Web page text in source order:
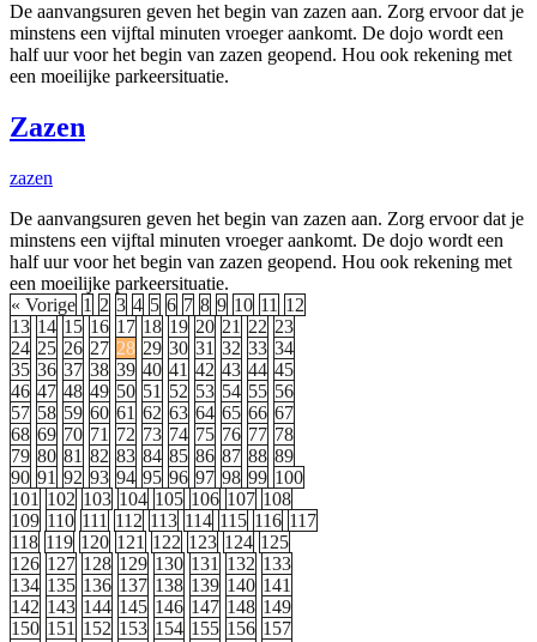
De aanvangsuren geven het begin van zazen aan. Zorg ervoor dat je
minstens een vijftal minuten vroeger aankomt. De dojo wordt een
half uur voor het begin van zazen geopend. Hou ook rekening met
een moeilijke parkeersituatie.
Zazen
zazen
De aanvangsuren geven het begin van zazen aan. Zorg ervoor dat je
minstens een vijftal minuten vroeger aankomt. De dojo wordt een
half uur voor het begin van zazen geopend. Hou ook rekening met
een moeilijke parkeersituatie.
« Vorige 1 2 3 4 5 6 7 8 9 10 11 12
13 14 15 16 17 18 19 20 21 22 23
24 25 26 27 28 29 30 31 32 33 34
35 36 37 38 39 40 41 42 43 44 45
46 47 48 49 50 51 52 53 54 55 56
57 58 59 60 61 62 63 64 65 66 67
68 69 70 71 72 73 74 75 76 77 78
79 80 81 82 83 84 85 86 87 88 89
90 91 92 93 94 95 96 97 98 99 100
101 102 103 104 105 106 107 108
109 110 111 112 113 114 115 116 117
118 119 120 121 122 123 124 125
126 127 128 129 130 131 132 133
134 135 136 137 138 139 140 141
142 143 144 145 146 147 148 149
150 151 152 153 154 155 156 157